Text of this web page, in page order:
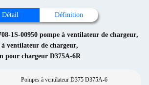
Détail Définition
1S-00950 pompe à ventilateur de chargeur,
à ventilateur de chargeur,
pour chargeur D375A-6R
Pompes à ventilateur D375 D375A-6